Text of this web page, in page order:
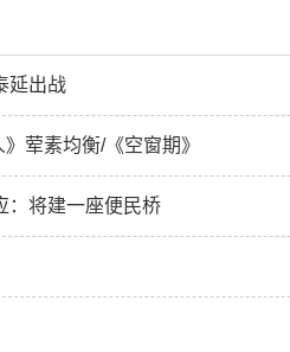
延出战
荤素均衡/《空窗期》
：将建一座便民桥